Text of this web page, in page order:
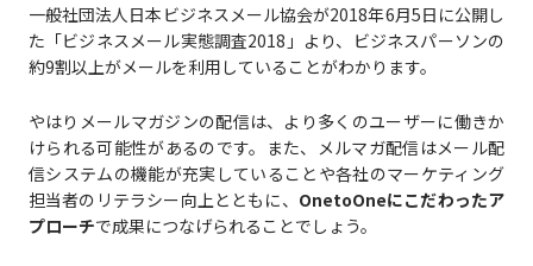
一般社団法人日本ビジネスメール協会が2018年6月5日に公開し
た「ビジネスメール実態調査2018」より、ビジネスパーソンの
約9割以上がメールを利用していることがわかります。
やはりメールマガジンの配信は、より多くのユーザーに働きか
けられる可能性があるのです。また、メルマガ配信はメール配
信システムの機能が充実していることや各社のマーケティング
担当者のリテラシー向上とともに、 OnetoOneにこだわったア
プローチで成果につなげられることでしょう。